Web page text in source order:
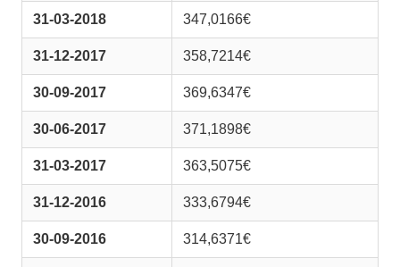
31-03-2018 347,0166€
31-12-2017 358,7214€
30-09-2017 369,6347€
30-06-2017 371,1898€
31-03-2017 363,5075€
31-12-2016 333,6794€
30-09-2016 314,6371€